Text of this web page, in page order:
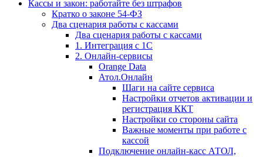
Кассы и закон: работайте без штрафов
Кратко о законе 54-ФЗ
Два сценария работы с кассами
Два сценария работы с кассами
1. Интеграция с 1С
2. Онлайн-сервисы
Orange Data
Атол.Онлайн
Шаги на сайте сервиса
Настройки отчетов активации и
регистрация ККТ
Настройки со стороны сайта
Важные моменты при работе с
кассой
Подключение онлайн-касс АТОЛ,